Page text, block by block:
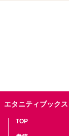
エタニティブックス
TOP